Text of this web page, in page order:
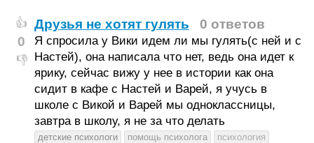
👍
0
👎
Друзья не хотят гулять 0 ответов
Я спросила у Вики идем ли мы гулять(с ней и с
Настей), она написала что нет, ведь она идет к
ярику, сейчас вижу у нее в истории как она
сидит в кафе с Настей и Варей, я учусь в
школе с Викой и Варей мы одноклассницы,
завтра в школу, я не за что делать
детские психологи помощь психолога
психология